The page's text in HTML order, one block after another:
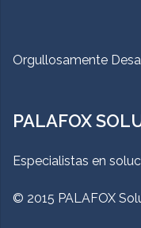
Orgullosamente
PALAFOX
Especialistas en
© 2015 PALAFOX